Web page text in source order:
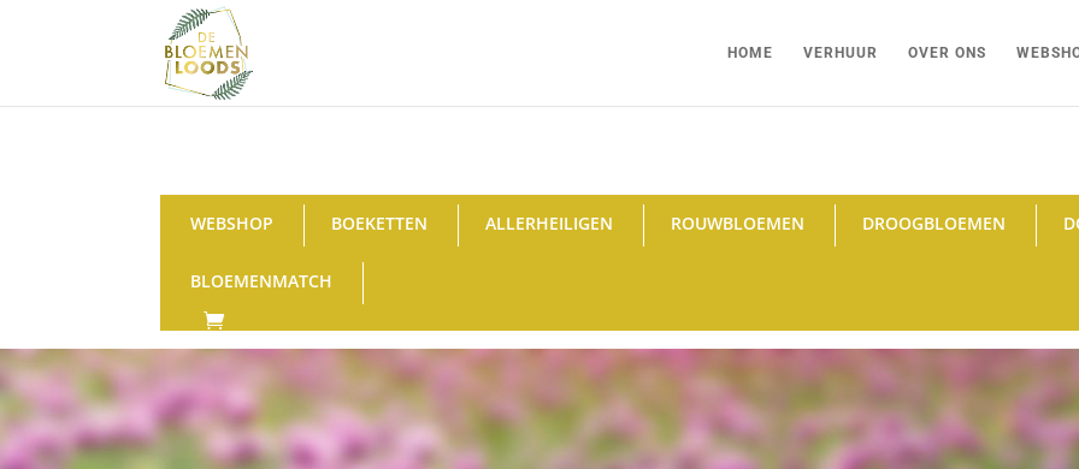
HOME VERHUUR OVER ONS
WEBSHOP BOEKETTEN ALLERHEILIGEN ROUWBLOEMEN DROOGBLOEMEN
BLOEMENMATCH